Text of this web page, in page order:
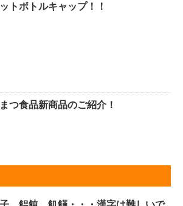
トボトルキャップ！！
つ食品新商品のご紹介！